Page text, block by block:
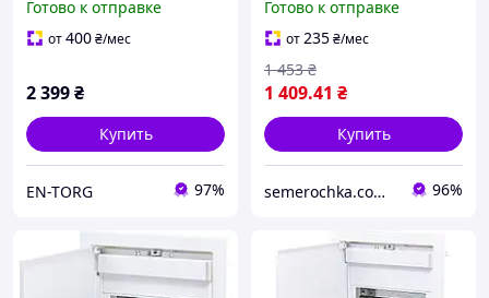
Готово к отправке
от400₴/мес
2 399₴
Купить
EN-TORG 97%
ECG14 бокс ЕТИ, шкаф
1101025
Готово к отправке
от235₴/мес
1 409.41 ₴
1 453 ₴
Купить
semerochka.com.ua 96%